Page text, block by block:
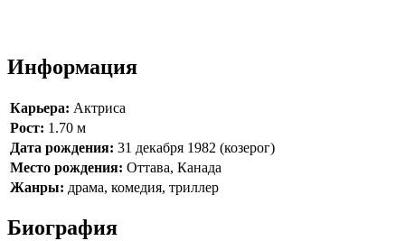
Информация
Карьера: Актриса
Рост: 1.70 м
Дата рождения: 31 декабря 1982 (козерог)
Место рождения: Оттава, Канада
Жанры: драма, комедия, триллер
Биография